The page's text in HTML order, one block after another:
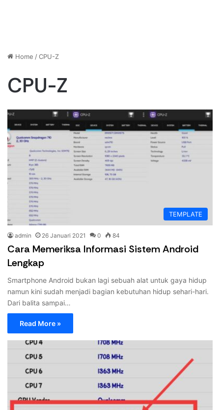
Home /CPU-Z
CPU-Z
TEMPLATE
admin 26 Januari 2021 0 84
Cara Memeriksa Informasi Sistem Android
Lengkap
Smartphone Android bukan lagi sebuah alat untuk gaya hidup
namun kini sudah menjadi bagian kebutuhan hidup sehari-hari.
Dari balita sampai…
Read More »